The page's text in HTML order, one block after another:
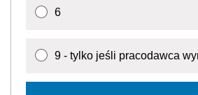
6
9 - tylko jeśli pracodawca